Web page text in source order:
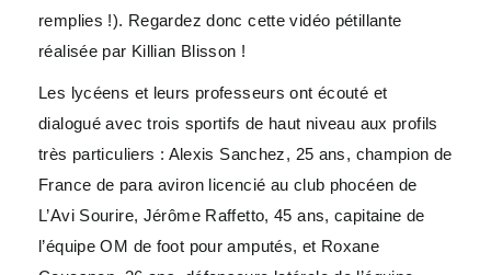
remplies !). Regardez donc cette vidéo pétillante
réalisée par Killian Blisson !
Les lycéens et leurs professeurs ont écouté et
dialogué avec trois sportifs de haut niveau aux profils
très particuliers : Alexis Sanchez, 25 ans, champion de
France de para aviron licencié au club phocéen de
L’Avi Sourire, Jérôme Raffetto, 45 ans, capitaine de
l’équipe OM de foot pour amputés, et Roxane